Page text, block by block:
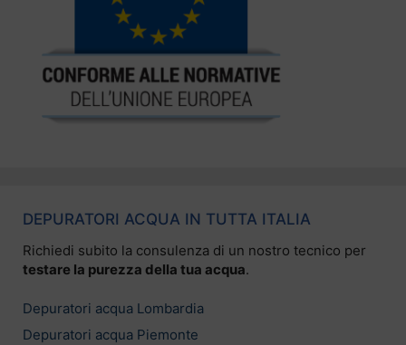
DEPURATORI ACQUA IN TUTTA ITALIA
Richiedi subito la consulenza di un nostro tecnico per
testare la purezza della tua acqua.
Depuratori acqua Lombardia
Depuratori acqua Piemonte